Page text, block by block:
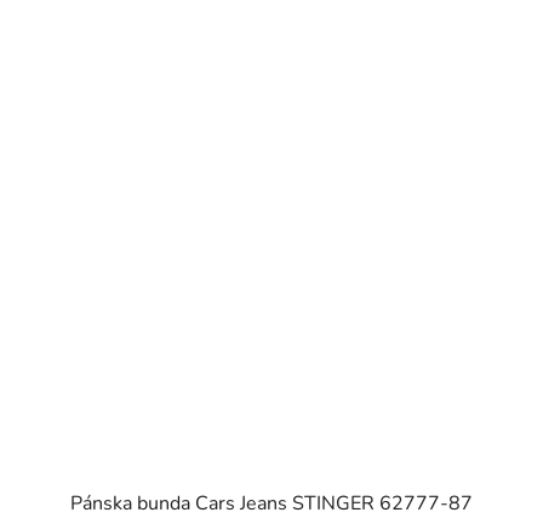
Pánska bunda Cars Jeans STINGER 62777-87